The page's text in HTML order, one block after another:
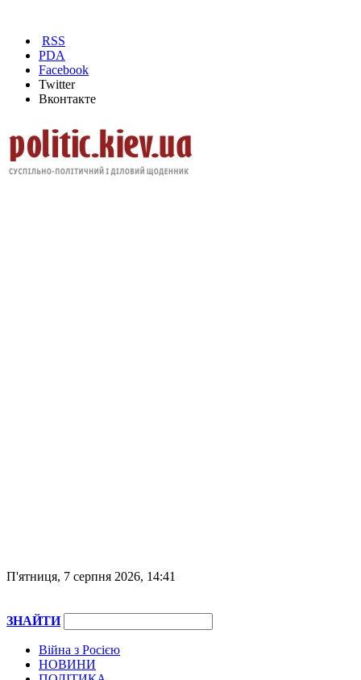
RSS
PDA
Facebook
Twitter
Вконтакте
П'ятниця, 7 серпня 2026, 14:41
ЗНАЙТИ
Війна з Росією
НОВИНИ